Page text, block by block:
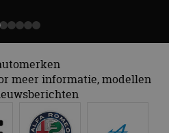
meer informatie, modellen
CookieScript
Cookie-
Privacy Policy